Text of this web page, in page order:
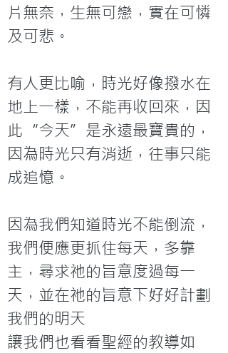
片無奈，生無可戀，實在可憐
及可悲。
有人更比喻，時光好像撥水在
地上一樣，不能再收回來，因
此“今天”是永遠最寶貴的，
因為時光只有消逝，往事只能
成追憶。
因為我們知道時光不能倒流，
我們便應更抓住每天，多靠
主，尋求祂的旨意度過每一
天，並在祂的旨意下好好計劃
我們的明天
讓我們也看看聖經的教導如